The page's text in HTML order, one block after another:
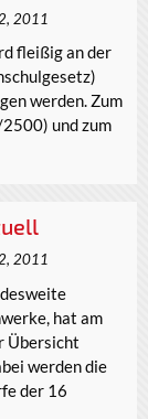
2011
fleißig an der
werden. Zum
und zum
2011
hat am
Übersicht
werden die
der 16